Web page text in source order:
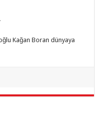
Kağan Boran dünyaya